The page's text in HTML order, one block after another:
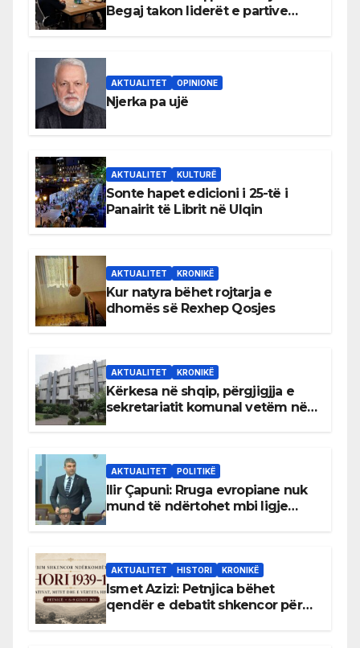
Begaj takon liderët e partive
AKTUALITET OPINIONE
Njerka pa ujë
AKTUALITET KULTURË
Sonte hapet edicioni i 25-të i
Panairit të Librit në Ulqin
AKTUALITET KRONIKË
Kur natyra bëhet rojtarja e
dhomës së Rexhep Qosjes
AKTUALITET KRONIKË
Kërkesa në shqip, përgjigjja e
sekretariatit komunal vetëm në
AKTUALITET POLITIKË
Ilir Çapuni: Rruga evropiane nuk
mund të ndërtohet mbi ligje
AKTUALITET HISTORI KRONIKË
Ismet Azizi: Petnjica bëhet
qendër e debatit shkencor për